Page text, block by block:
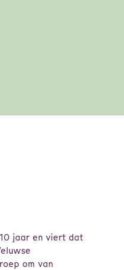
jaar en viert dat
om van